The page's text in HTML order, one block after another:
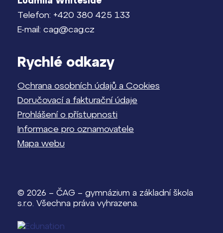
Telefon: +420 380 425 133
E-mail: cag@cag.cz
Rychlé odkazy
Ochrana osobních údajů a Cookies
Doručovací a fakturační údaje
Prohlášení o přístupnosti
Informace pro oznamovatele
Mapa webu
© 2026 – ČAG – gymnázium a základní škola
s.r.o. Všechna práva vyhrazena.